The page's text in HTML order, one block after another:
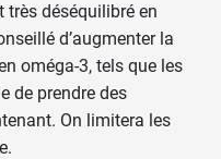
très déséquilibré en
d’augmenter la
oméga-3, tels que les
de prendre des
On limitera les